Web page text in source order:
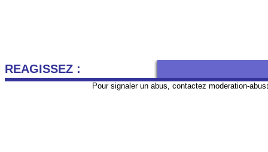
REAGISSEZ :
Pour signaler un abus, contactez moderation-